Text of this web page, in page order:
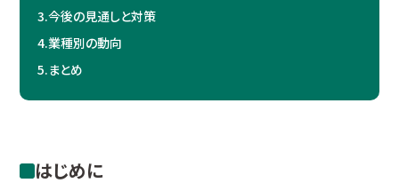
3.今後の見通しと対策
4.業種別の動向
5.まとめ
はじめに